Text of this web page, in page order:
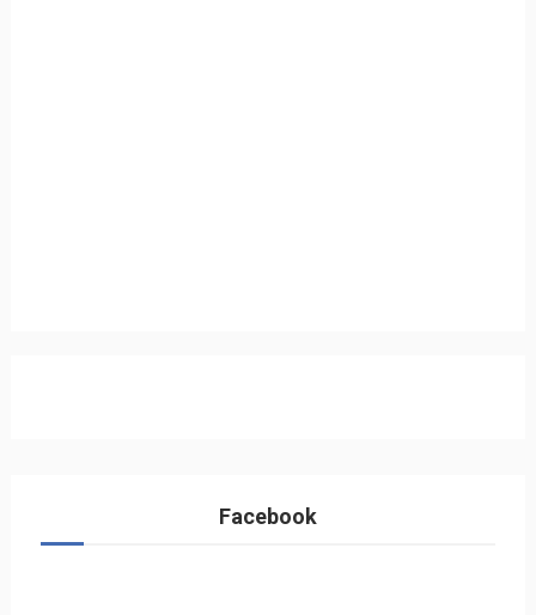
Facebook